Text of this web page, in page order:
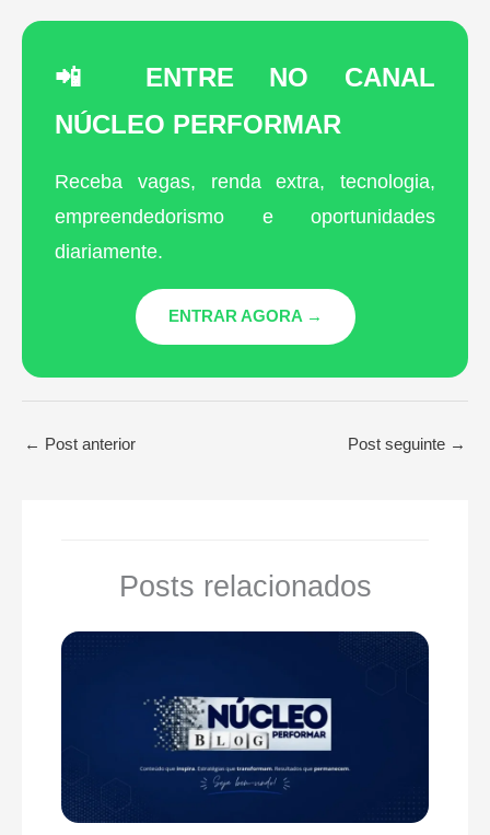
📲 ENTRE NO CANAL
NÚCLEO PERFORMAR
Receba vagas, renda extra, tecnologia,
empreendedorismo e oportunidades
diariamente.
ENTRAR AGORA →
← Post anterior Post seguinte →
Posts relacionados